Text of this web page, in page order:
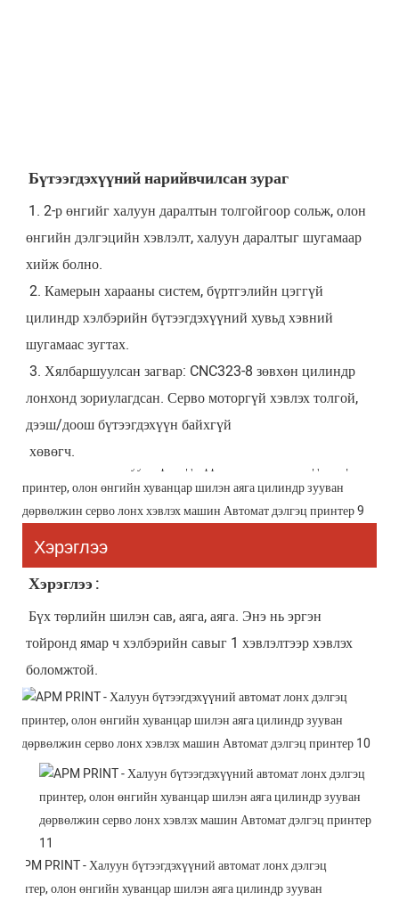
Бүтээгдэхүүний нарийвчилсан зураг
1. 2-р өнгийг халуун даралтын толгойгоор сольж, олон
өнгийн дэлгэцийн хэвлэлт, халуун даралтыг шугамаар
хийж болно.
цилиндр хэлбэрийн бүтээгдэхүүний хувьд хэвний
шугамаас зугтах.
лонхонд зориулагдсан. Серво моторгүй хэвлэх толгой,
дээш/доош бүтээгдэхүүн байхгүй
хөвөгч.
Хэрэглээ
Хэрэглээ :
Бүх төрлийн шилэн сав, аяга, аяга. Энэ нь эргэн
тойронд ямар ч хэлбэрийн савыг 1 хэвлэлтээр хэвлэх
боломжтой.